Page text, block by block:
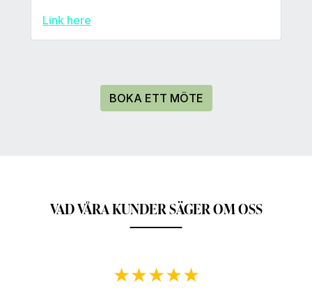
Link here
BOKA ETT MÖTE
VAD VÅRA KUNDER SÄGER OM OSS
★★★★★